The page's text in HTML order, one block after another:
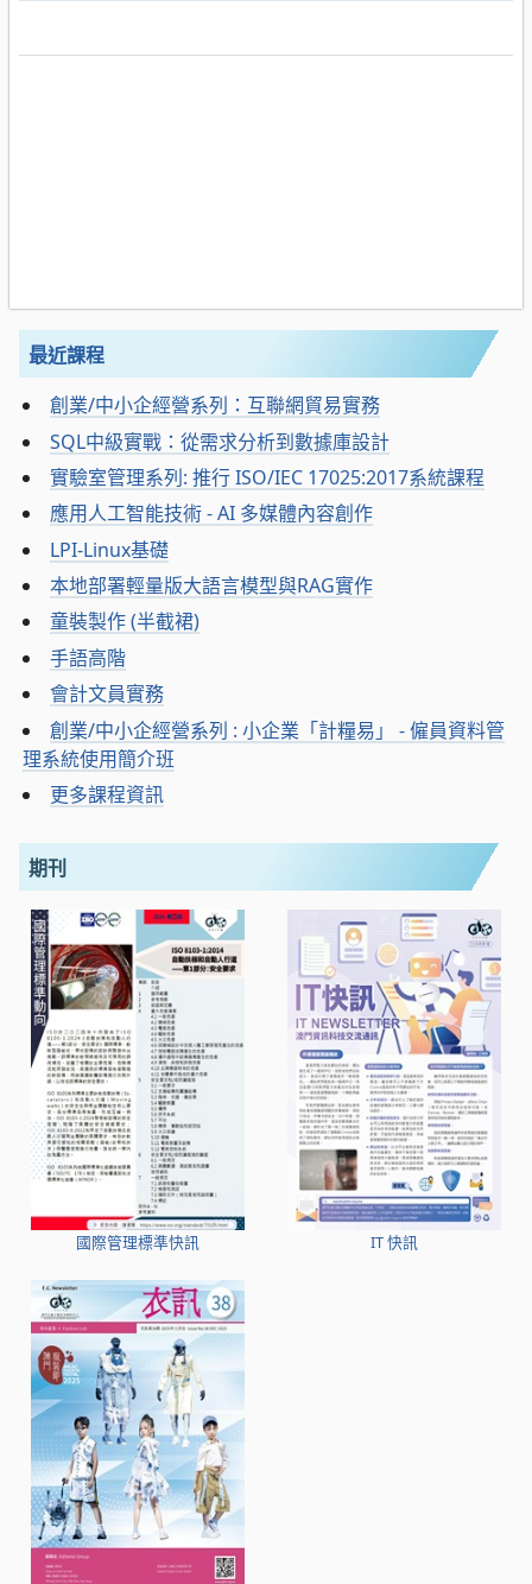
最近課程
創業/中小企經營系列：互聯網貿易實務
SQL中級實戰：從需求分析到數據庫設計
實驗室管理系列: 推行 ISO/IEC 17025:2017系統課程
應用人工智能技術 - AI 多媒體內容創作
LPI-Linux基礎
本地部署輕量版大語言模型與RAG實作
童裝製作 (半截裙)
手語高階
會計文員實務
創業/中小企經營系列 : 小企業「計糧易」 - 僱員資料管
理系統使用簡介班
更多課程資訊
期刊
國際管理標準快訊 IT 快訊